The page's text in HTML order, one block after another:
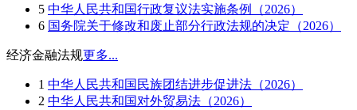
5 中华人民共和国行政复议法实施条例（2026）
6 国务院关于修改和废止部分行政法规的决定（2026）
经济金融法规更多...
1 中华人民共和国民族团结进步促进法（2026）
2 中华人民共和国对外贸易法（2026）